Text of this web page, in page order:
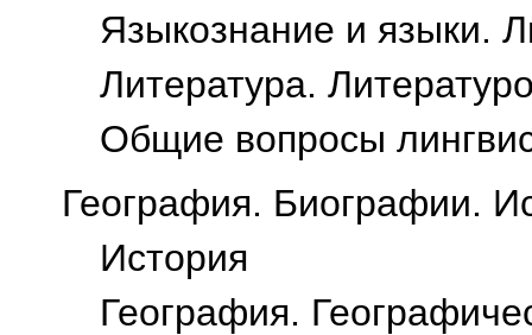
Языкознание и языки.
Литература.
Общие вопросы
География. Биографии.
История
География.